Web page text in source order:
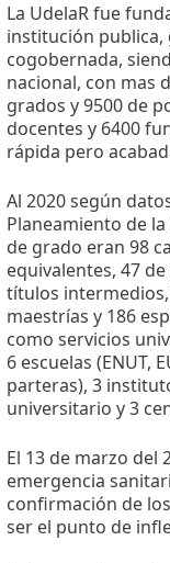
La UdelaR fue
institución publica,
cogobernada,
nacional, con mas
grados y 9500 de
docentes y 6400
rápida pero
Al 2020 según
Planeamiento de
de grado eran 98
equivalentes, 47
títulos
maestrías y 186
como servicios
6 escuelas (ENUT,
parteras), 3
universitario y 3
El 13 de marzo del
emergencia
confirmación de
ser el punto de